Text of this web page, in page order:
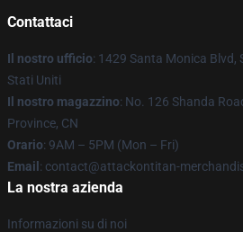
Contattaci
Il nostro ufficio: 1429 Santa Monica Blvd,
Stati Uniti
Il nostro magazzino: No. 126 Shanda
Province, CN
Orario: 9AM – 5PM (Mon – Fri)
Email : contact@attackontitan-
La nostra azienda
Informazioni su di noi